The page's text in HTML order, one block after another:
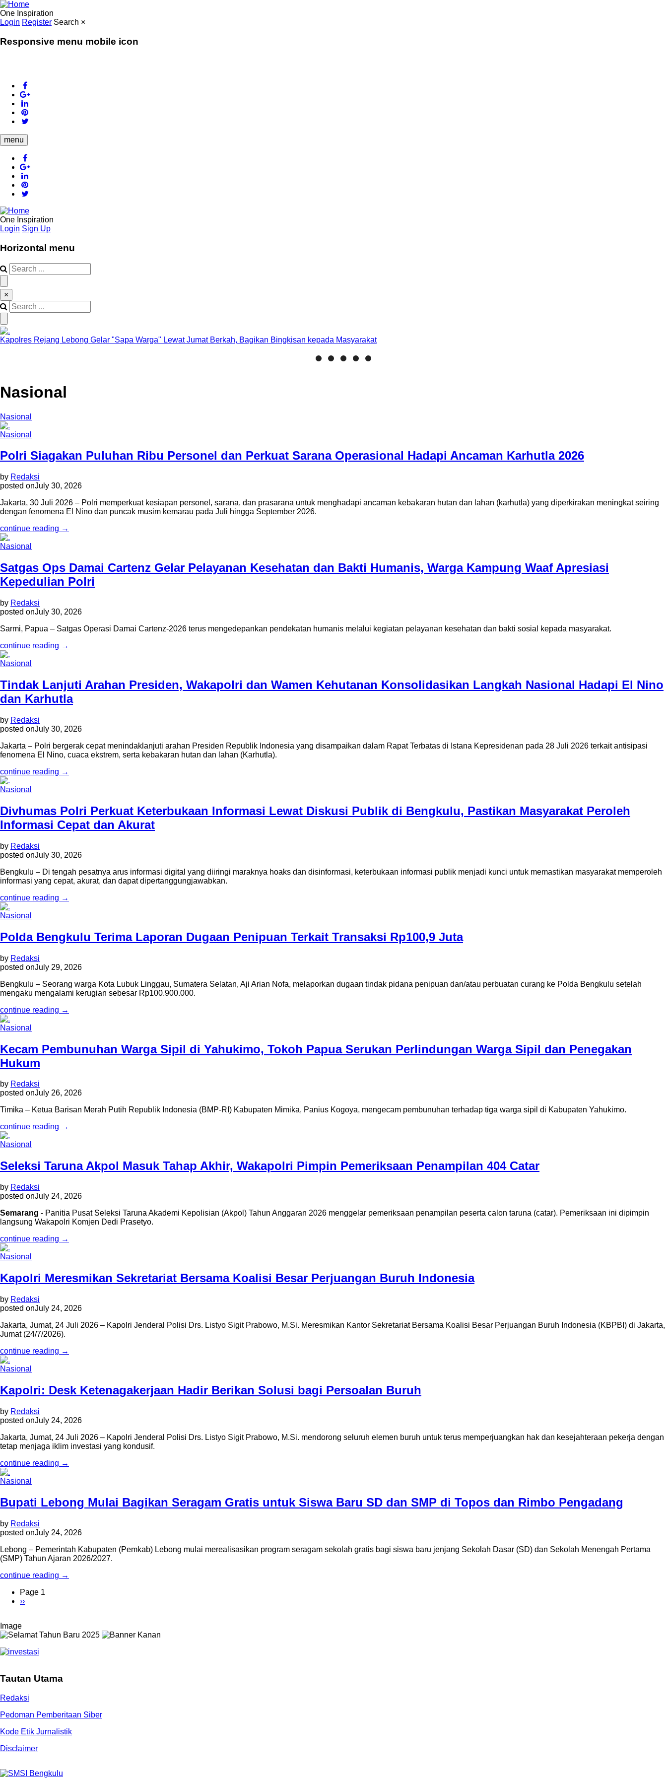
Skip
to
main
One Inspiration
Login Register Search ×
Responsive menu mobile icon
menu
One Inspiration
Login Sign Up
Horizontal menu
×
Kapolres Rejang Lebong Gelar "Sapa Warga" Lewat Jumat Berkah, Bagikan Bingkisan kepada Masyarakat
Nasional
Nasional
Nasional
Polri Siagakan Puluhan Ribu Personel dan Perkuat Sarana Operasional Hadapi Ancaman Karhutla 2026
by Redaksi
posted onJuly 30, 2026
Jakarta, 30 Juli 2026 – Polri memperkuat kesiapan personel, sarana, dan prasarana untuk menghadapi ancaman kebakaran hutan dan lahan (karhutla) yang diperkirakan meningkat seiring
dengan fenomena El Nino dan puncak musim kemarau pada Juli hingga September 2026.
continue reading →
Nasional
Satgas Ops Damai Cartenz Gelar Pelayanan Kesehatan dan Bakti Humanis, Warga Kampung Waaf Apresiasi
Kepedulian Polri
by Redaksi
posted onJuly 30, 2026
Sarmi, Papua – Satgas Operasi Damai Cartenz-2026 terus mengedepankan pendekatan humanis melalui kegiatan pelayanan kesehatan dan bakti sosial kepada masyarakat.
continue reading →
Nasional
Tindak Lanjuti Arahan Presiden, Wakapolri dan Wamen Kehutanan Konsolidasikan Langkah Nasional Hadapi El Nino
dan Karhutla
by Redaksi
posted onJuly 30, 2026
Jakarta – Polri bergerak cepat menindaklanjuti arahan Presiden Republik Indonesia yang disampaikan dalam Rapat Terbatas di Istana Kepresidenan pada 28 Juli 2026 terkait antisipasi
fenomena El Nino, cuaca ekstrem, serta kebakaran hutan dan lahan (Karhutla).
continue reading →
Nasional
Divhumas Polri Perkuat Keterbukaan Informasi Lewat Diskusi Publik di Bengkulu, Pastikan Masyarakat Peroleh
Informasi Cepat dan Akurat
by Redaksi
posted onJuly 30, 2026
Bengkulu – Di tengah pesatnya arus informasi digital yang diiringi maraknya hoaks dan disinformasi, keterbukaan informasi publik menjadi kunci untuk memastikan masyarakat memperoleh
informasi yang cepat, akurat, dan dapat dipertanggungjawabkan.
continue reading →
Nasional
Polda Bengkulu Terima Laporan Dugaan Penipuan Terkait Transaksi Rp100,9 Juta
by Redaksi
posted onJuly 29, 2026
Bengkulu – Seorang warga Kota Lubuk Linggau, Sumatera Selatan, Aji Arian Nofa, melaporkan dugaan tindak pidana penipuan dan/atau perbuatan curang ke Polda Bengkulu setelah
mengaku mengalami kerugian sebesar Rp100.900.000.
continue reading →
Nasional
Kecam Pembunuhan Warga Sipil di Yahukimo, Tokoh Papua Serukan Perlindungan Warga Sipil dan Penegakan
Hukum
by Redaksi
posted onJuly 26, 2026
Timika – Ketua Barisan Merah Putih Republik Indonesia (BMP-RI) Kabupaten Mimika, Panius Kogoya, mengecam pembunuhan terhadap tiga warga sipil di Kabupaten Yahukimo.
continue reading →
Nasional
Seleksi Taruna Akpol Masuk Tahap Akhir, Wakapolri Pimpin Pemeriksaan Penampilan 404 Catar
by Redaksi
posted onJuly 24, 2026
Semarang - Panitia Pusat Seleksi Taruna Akademi Kepolisian (Akpol) Tahun Anggaran 2026 menggelar pemeriksaan penampilan peserta calon taruna (catar). Pemeriksaan ini dipimpin
langsung Wakapolri Komjen Dedi Prasetyo.
continue reading →
Nasional
Kapolri Meresmikan Sekretariat Bersama Koalisi Besar Perjuangan Buruh Indonesia
by Redaksi
posted onJuly 24, 2026
Jakarta, Jumat, 24 Juli 2026 – Kapolri Jenderal Polisi Drs. Listyo Sigit Prabowo, M.Si. Meresmikan Kantor Sekretariat Bersama Koalisi Besar Perjuangan Buruh Indonesia (KBPBI) di Jakarta,
Jumat (24/7/2026).
continue reading →
Nasional
Kapolri: Desk Ketenagakerjaan Hadir Berikan Solusi bagi Persoalan Buruh
by Redaksi
posted onJuly 24, 2026
Jakarta, Jumat, 24 Juli 2026 – Kapolri Jenderal Polisi Drs. Listyo Sigit Prabowo, M.Si. mendorong seluruh elemen buruh untuk terus memperjuangkan hak dan kesejahteraan pekerja dengan
tetap menjaga iklim investasi yang kondusif.
continue reading →
Nasional
Bupati Lebong Mulai Bagikan Seragam Gratis untuk Siswa Baru SD dan SMP di Topos dan Rimbo Pengadang
by Redaksi
posted onJuly 24, 2026
Lebong – Pemerintah Kabupaten (Pemkab) Lebong mulai merealisasikan program seragam sekolah gratis bagi siswa baru jenjang Sekolah Dasar (SD) dan Sekolah Menengah Pertama
(SMP) Tahun Ajaran 2026/2027.
continue reading →
Pagination
Page 1
Next
››
Image
Tautan Utama
Redaksi
Pedoman Pemberitaan Siber
Kode Etik Jurnalistik
Disclaimer